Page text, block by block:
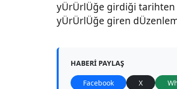
yÜrÜrlÜğe girdiği tarihten
yÜrÜrlÜğe giren
HABERI PAYLAŞ
Facebook X